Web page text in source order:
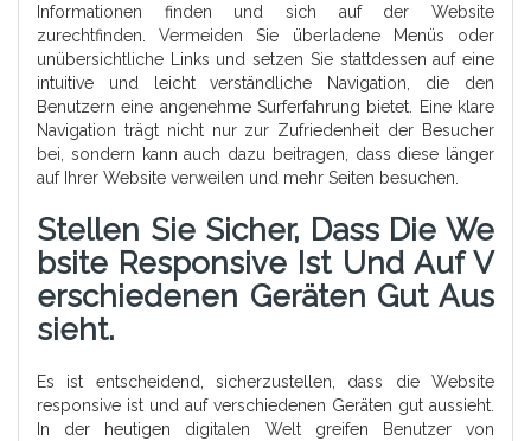
Informationen finden und sich auf der Website
zurechtfinden. Vermeiden Sie überladene Menüs oder
unübersichtliche Links und setzen Sie stattdessen auf eine
intuitive und leicht verständliche Navigation, die den
Benutzern eine angenehme Surferfahrung bietet. Eine klare
Navigation trägt nicht nur zur Zufriedenheit der Besucher
bei, sondern kann auch dazu beitragen, dass diese länger
auf Ihrer Website verweilen und mehr Seiten besuchen.
Stellen Sie Sicher, Dass Die We
Bsite Responsive Ist Und Auf V
Erschiedenen Geräten Gut Aus
Sieht.
Es ist entscheidend, sicherzustellen, dass die Website
responsive ist und auf verschiedenen Geräten gut aussieht.
In der heutigen digitalen Welt greifen Benutzer von